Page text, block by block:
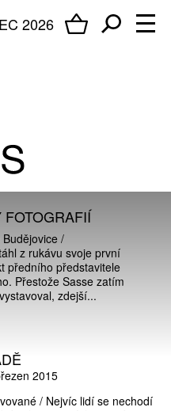
2026
FOTOGRAFIÍ
/
z rukávu svoje první
předního představitele
Přestože Sasse zatím
zdejší...
2015
/ Nejvíc lidí se nechodí